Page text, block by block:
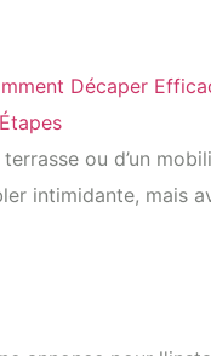
Décaper
ou d’un
intimidante, mais